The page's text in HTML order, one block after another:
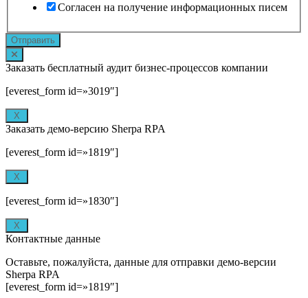
Согласен на получение информационных писем
Отправить
Заказать бесплатный аудит бизнес-процессов компании
[everest_form id=»3019″]
X
Заказать демо-версию Sherpa RPA
[everest_form id=»1819″]
X
[everest_form id=»1830″]
X
Контактные данные
Оставьте, пожалуйста, данные для отправки демо-версии
Sherpa RPA
[everest_form id=»1819″]